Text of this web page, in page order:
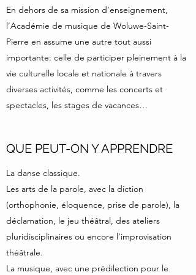
En dehors de sa mission d’enseignement,
l’Académie de musique de Woluwe-Saint-
Pierre en assume une autre tout aussi
importante: celle de participer pleinement à la
vie culturelle locale et nationale à travers
diverses activités, comme les concerts et
spectacles, les stages de vacances…
QUE PEUT-ON Y APPRENDRE
La danse classique.
Les arts de la parole, avec la diction
(orthophonie, éloquence, prise de parole), la
déclamation, le jeu théâtral, des ateliers
pluridisciplinaires ou encore l'improvisation
théâtrale.
La musique, avec une prédilection pour le